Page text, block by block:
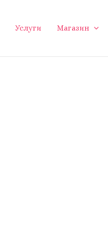
Услуги Магазин